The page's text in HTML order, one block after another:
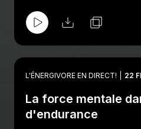
L'ÉNERGIVORE EN DIRECT! 22
La force mentale
d'endurance